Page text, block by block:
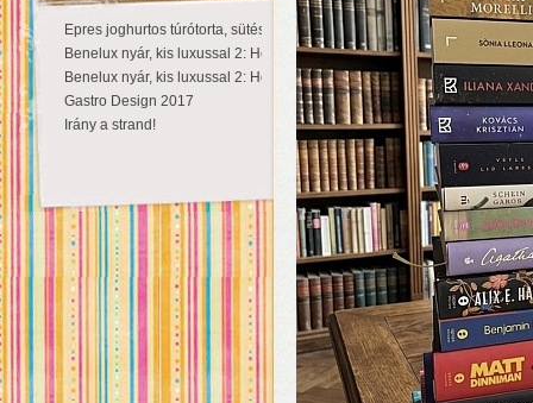
Epres joghurtos túrótorta, sütés nélkül
Benelux nyár, kis luxussal 2: Hollandia
Benelux nyár, kis luxussal 2: Hollandia
Gastro Design 2017
Irány a strand!